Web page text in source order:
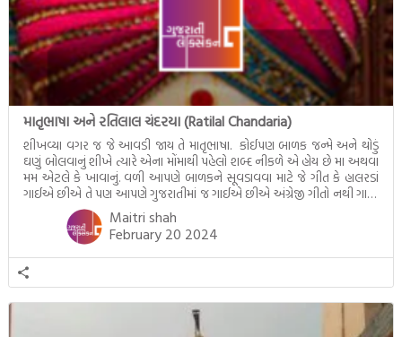
માતૃભાષા અને રતિલાલ ચંદરયા (Ratilal Chandaria)
શીખવ્યા વગર જ જે આવડી જાય તે માતૃભાષા. કોઈપણ બાળક જન્મે અને થોડું
ઘણું બોલવાનું શીખે ત્યારે એના મોંમાથી પહેલો શબ્દ નીકળે એ હોય છે મા અથવા
મમ એટલે કે ખાવાનું. વળી આપણે બાળકને સૂવડાવવા માટે જે ગીત કે હાલરડાં
ગાઈએ છીએ તે પણ આપણે ગુજરાતીમાં જ ગાઈએ છીએ અંગ્રેજી ગીતો નથી ગાતા.
આમ બાળકને.. Read More
Maitri shah
February 20 2024